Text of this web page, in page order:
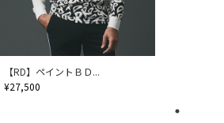
【RD】ペイントＢＤ...
¥27,500